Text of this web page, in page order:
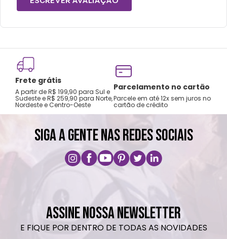
Frete grátis
A partir de R$ 199,90 para Sul e
Sudeste e R$ 259,90 para Norte,
Nordeste e Centro-Oeste
Parcelamento no cartão
Parcele em até 12x sem juros no
cartão de crédito
SIGA A GENTE NAS REDES SOCIAIS
ASSINE NOSSA NEWSLETTER
E FIQUE POR DENTRO DE TODAS AS NOVIDADES